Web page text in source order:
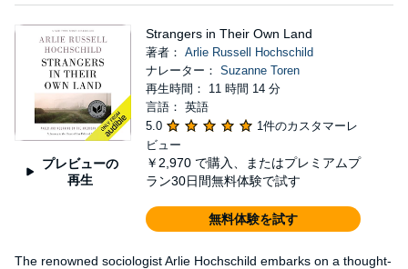
プレビューの
再生
Strangers in Their Own Land
著者： Arlie Russell Hochschild
ナレーター： Suzanne Toren
再生時間： 11 時間 14 分
言語： 英語
5.0
1件のカスタマーレ
ビュー
￥2,970 で購入、またはプレミアムプ
ラン30日間無料体験で試す
無料体験を試す
The renowned sociologist Arlie Hochschild embarks on a thought-